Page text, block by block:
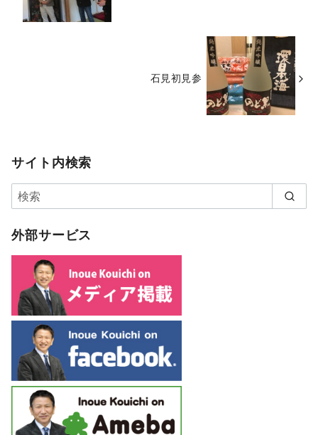
石見初見参
サイト内検索
外部サービス